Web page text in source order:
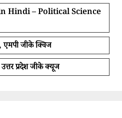
Hindi – Political Science
जीके क्विज
प्रदेश जीके क्यूज